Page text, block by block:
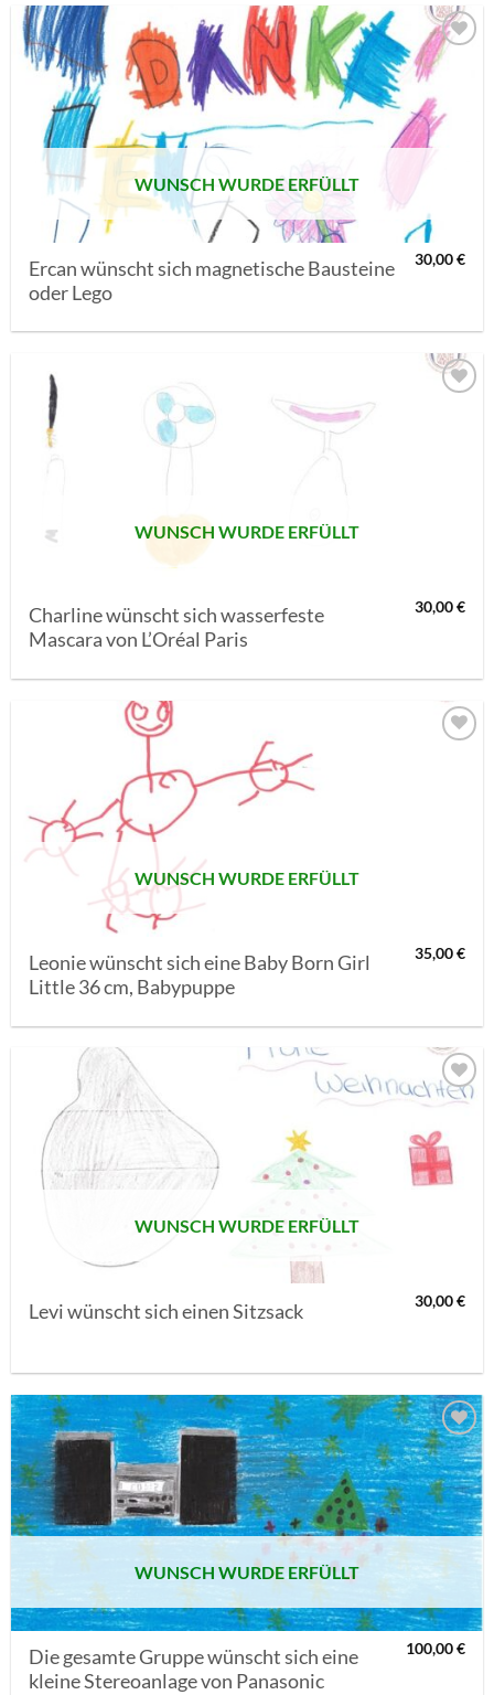
AUF MEINE
MERKLISTE
SETZEN
WUNSCH WURDE ERFÜLLT
Ercan wünscht sich magnetische Bausteine
oder Lego
30,00€
WUNSCH WURDE ERFÜLLT
Charline wünscht sich wasserfeste
Mascara von L’Oréal Paris
30,00€
WUNSCH WURDE ERFÜLLT
Leonie wünscht sich eine Baby Born Girl
Little 36 cm, Babypuppe
35,00€
AUF MEINE
SETZEN
WUNSCH WURDE ERFÜLLT
Levi wünscht sich einen Sitzsack 30,00€
AUF MEINE
MERKLISTE
SETZEN
WUNSCH WURDE ERFÜLLT
Die gesamte Gruppe wünscht sich eine
kleine Stereoanlage von Panasonic
100,00€